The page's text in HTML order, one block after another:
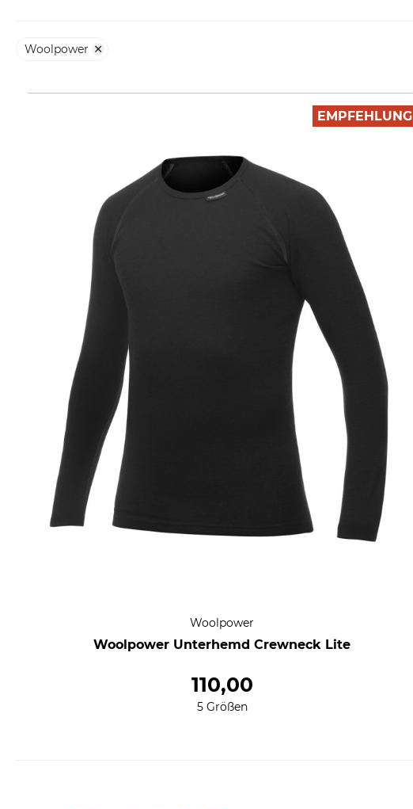
Woolpower
EMPFEHLUNG
Woolpower
Woolpower Unterhemd Crewneck Lite
110,00
5 Größen